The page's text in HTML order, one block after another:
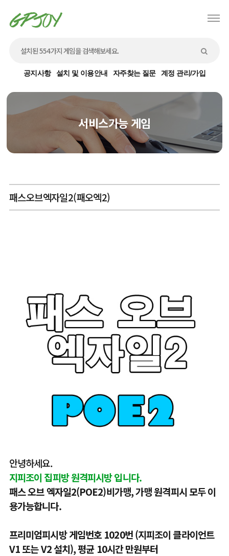
공지사항 설치 및 이용안내 자주찾는 질문 계정 관리/가입
서비스가능 게임
패스오브엑자일2(패오엑2)
안녕하세요.
지피조이 집피방 원격피시방 입니다.
패스 오브 엑자일2(POE2)비가맹, 가맹원격피시 모두 이
용가능합니다.
프리미엄피시방 게임번호 1020번 (지피조이 클라이언트
V1 또는 V2 설치), 평균 10시간 만원부터